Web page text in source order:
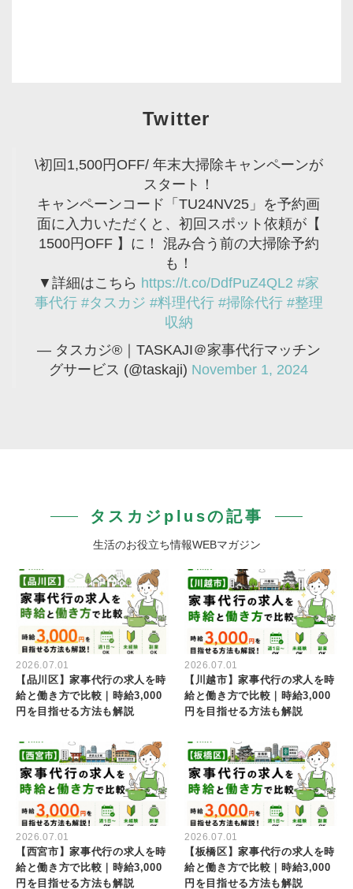
Twitter
\初回1,500円OFF/ 年末大掃除キャンペーンが
スタート！
キャンペーンコード「TU24NV25」を予約画
面に入力いただくと、初回スポット依頼が【
1500円OFF 】に！ 混み合う前の大掃除予約
も！
▼詳細はこちら https://t.co/DdfPuZ4QL2 #家
事代行 #タスカジ #料理代行 #掃除代行 #整理
収納
— タスカジ®｜TASKAJI＠家事代行マッチン
グサービス (@taskaji) November 1, 2024
タスカジplusの記事
生活のお役立ち情報WEBマガジン
2026.07.01
【品川区】家事代行の求人を時
給と働き方で比較｜時給3,000
円を目指せる方法も解説
2026.07.01
【川越市】家事代行の求人を時
給と働き方で比較｜時給3,000
円を目指せる方法も解説
2026.07.01
【西宮市】家事代行の求人を時
給と働き方で比較｜時給3,000
円を目指せる方法も解説
2026.07.01
【板橋区】家事代行の求人を時
給と働き方で比較｜時給3,000
円を目指せる方法も解説